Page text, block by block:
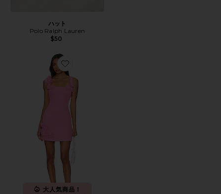
ハット
Polo Ralph Lauren
$50
Favorite TROMPE ミニドレス
大人気商品！